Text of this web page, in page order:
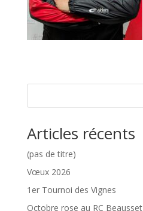
Articles récents
(pas de titre)
Vœux 2026
1er Tournoi des Vignes
Octobre rose au RC Beausset